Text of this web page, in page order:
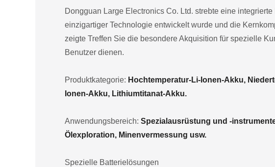
Dongguan Large Electronics Co. Ltd. strebte eine
einzigartiger Technologie entwickelt wurde und die
zeigte Treffen Sie die besondere Akquisition für spezielle
Benutzer dienen.
Produktkategorie: Hochtemperatur-Li-Ionen-Akku,
Ionen-Akku, Lithiumtitanat-Akku.
Anwendungsbereich: Spezialausrüstung und -
Ölexploration, Minenvermessung usw.
Spezielle Batterielösungen